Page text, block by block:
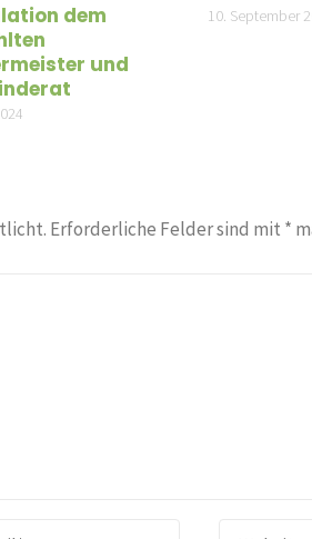
dem
und
10. September
Erforderliche Felder sind mit *